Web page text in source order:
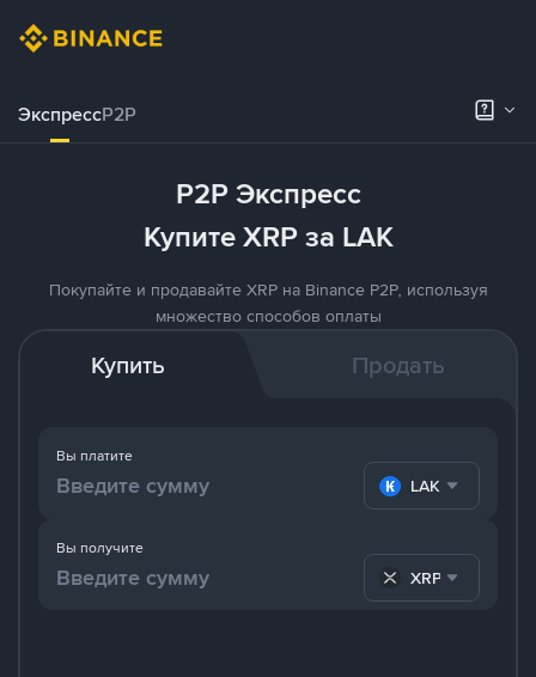
ЭкспрессP2P
P2P Экспресс
Купите XRP за LAK
Покупайте и продавайте XRP на Binance P2P, используя
множество способов оплаты
Купить Продать
Вы платите
LAK
Вы получите
XRP